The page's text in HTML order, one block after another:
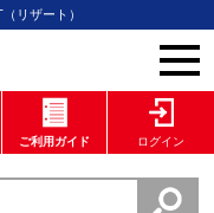
リザート）
ご利用ガイド ログイン